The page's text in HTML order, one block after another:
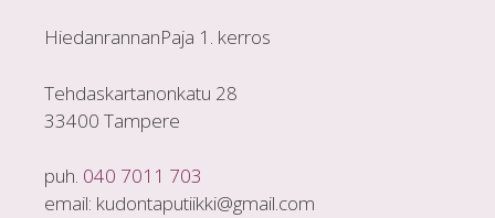
HiedanrannanPaja 1. kerros
Tehdaskartanonkatu 28
33400 Tampere
puh. 040 7011 703
email: kudontaputiikki@gmail.com